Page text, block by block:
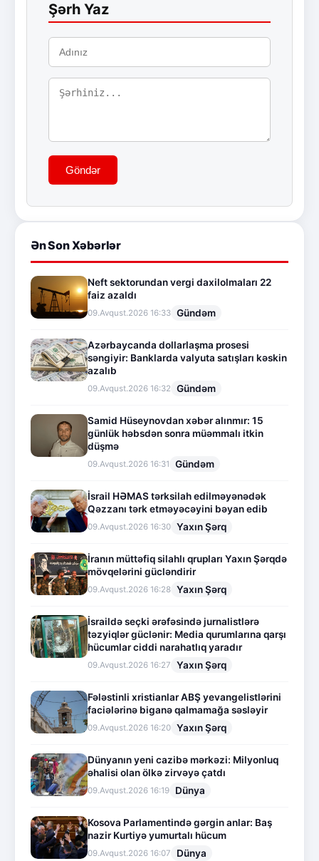
Şərh Yaz
Göndər
Ən Son Xəbərlər
Neft sektorundan vergi daxilolmaları 22
faiz azaldı
09.Avqust.2026 16:33 Gündəm
Azərbaycanda dollarlaşma prosesi
səngiyir: Banklarda valyuta satışları kəskin
azalıb
09.Avqust.2026 16:32 Gündəm
Samid Hüseynovdan xəbər alınmır: 15
günlük həbsdən sonra müəmmalı itkin
düşmə
09.Avqust.2026 16:31 Gündəm
İsrail HƏMAS tərksilah edilməyənədək
Qəzzanı tərk etməyəcəyini bəyan edib
09.Avqust.2026 16:30 Yaxın Şərq
İranın müttəfiq silahlı qrupları Yaxın Şərqdə
mövqelərini gücləndirir
09.Avqust.2026 16:28 Yaxın Şərq
İsraildə seçki ərəfəsində jurnalistlərə
təzyiqlər güclənir: Media qurumlarına qarşı
hücumlar ciddi narahatlıq yaradır
09.Avqust.2026 16:27 Yaxın Şərq
Fələstinli xristianlar ABŞ yevangelistlərini
faciələrinə biganə qalmamağa səsləyir
09.Avqust.2026 16:20 Yaxın Şərq
Dünyanın yeni cazibə mərkəzi: Milyonluq
əhalisi olan ölkə zirvəyə çatdı
09.Avqust.2026 16:19 Dünya
Kosova Parlamentində gərgin anlar: Baş
nazir Kurtiyə yumurtalı hücum
09.Avqust.2026 16:07 Dünya